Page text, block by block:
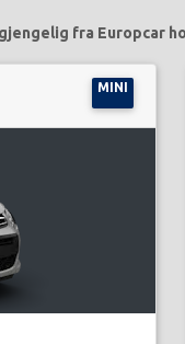
fra Europcar
MINI